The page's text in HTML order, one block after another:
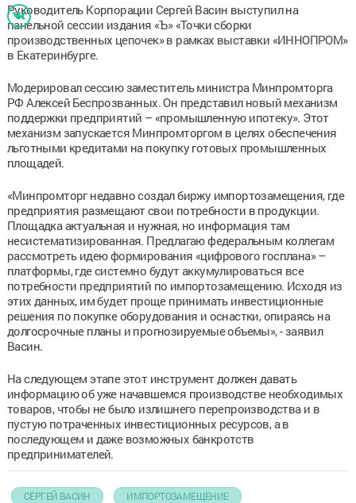
Руководитель Корпорации Сергей Васин выступил на
панельной сессии издания «Ъ» «Точки сборки
производственных цепочек» в рамках выставки «ИННОПРОМ»
в Екатеринбурге.
Модерировал сессию заместитель министра Минпромторга
РФ Алексей Беспрозванных. Он представил новый механизм
поддержки предприятий – «промышленную ипотеку». Этот
механизм запускается Минпромторгом в целях обеспечения
льготными кредитами на покупку готовых промышленных
площадей.
«Минпромторг недавно создал биржу импортозамещения, где
предприятия размещают свои потребности в продукции.
Площадка актуальная и нужная, но информация там
несистематизированная. Предлагаю федеральным коллегам
рассмотреть идею формирования «цифрового госплана» –
платформы, где системно будут аккумулироваться все
потребности предприятий по импортозамещению. Исходя из
этих данных, им будет проще принимать инвестиционные
решения по покупке оборудования и оснастки, опираясь на
долгосрочные планы и прогнозируемые объемы», - заявил
Васин.
На следующем этапе этот инструмент должен давать
информацию об уже начавшемся производстве необходимых
товаров, чтобы не было излишнего перепроизводства и в
пустую потраченных инвестиционных ресурсов, а в
последующем и даже возможных банкротств
предпринимателей.
СЕРГЕЙ ВАСИН ИМПОРТОЗАМЕЩЕНИЕ